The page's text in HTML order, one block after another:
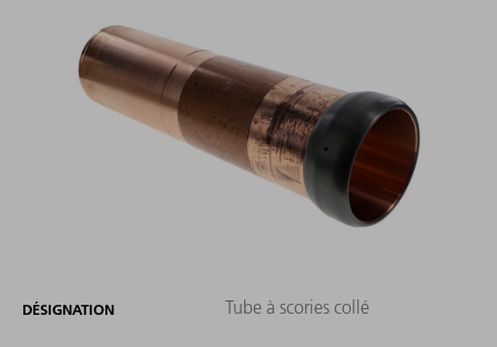
DÉSIGNATION Tube à scories collé